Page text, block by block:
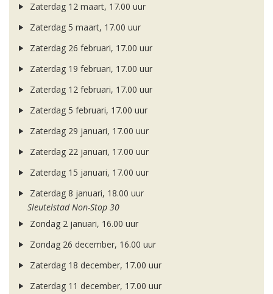
Zaterdag 12 maart, 17.00 uur
Zaterdag 5 maart, 17.00 uur
Zaterdag 26 februari, 17.00 uur
Zaterdag 19 februari, 17.00 uur
Zaterdag 12 februari, 17.00 uur
Zaterdag 5 februari, 17.00 uur
Zaterdag 29 januari, 17.00 uur
Zaterdag 22 januari, 17.00 uur
Zaterdag 15 januari, 17.00 uur
Zaterdag 8 januari, 18.00 uur
Sleutelstad Non-Stop 30
Zondag 2 januari, 16.00 uur
Zondag 26 december, 16.00 uur
Zaterdag 18 december, 17.00 uur
Zaterdag 11 december, 17.00 uur